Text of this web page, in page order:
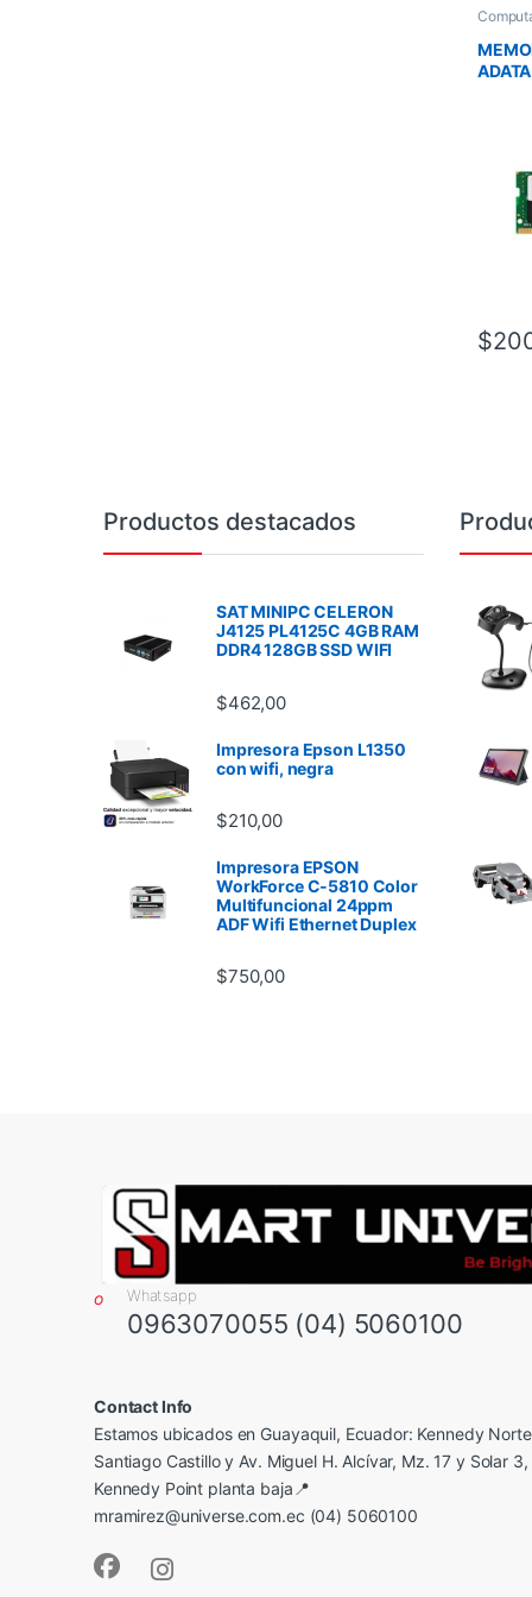
$
Brands Carousel
Productos destacados
SAT MINIPC CELERON
J4125 PL4125C 4GB RAM
DDR4 128GB SSD WIFI
$462,00
Impresora Epson L1350
con wifi, negra
$210,00
Impresora EPSON
WorkForce C-5810 Color
Multifuncional 24ppm
ADF Wifi Ethernet Duplex
$750,00
Whatsapp
0963070055 (04) 5060100
Contact Info
Estamos ubicados en Guayaquil, Ecuador: Kennedy
Santiago Castillo y Av. Miguel H. Alcívar, Mz. 17 y Solar
Kennedy Point planta baja📍
mramirez@universe.com.ec (04) 5060100